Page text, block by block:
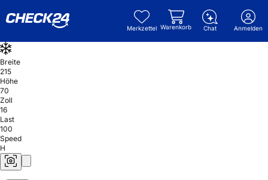
Merkzettel Warenkorb Chat Anmelden
Breite
215
Höhe
70
Zoll
16
Last
100
Speed
H